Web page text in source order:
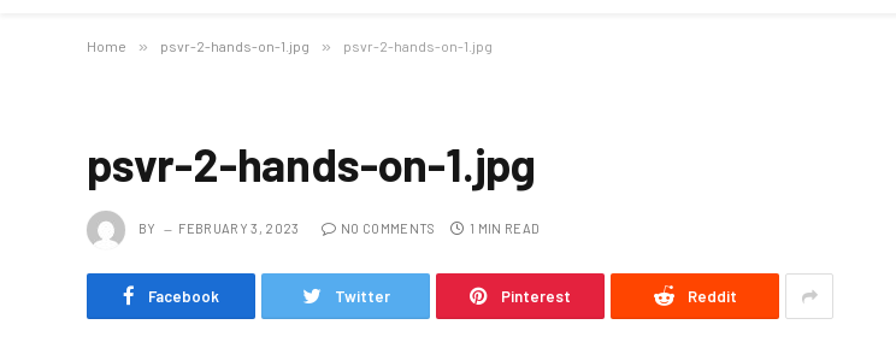
Home » psvr-2-hands-on-1.jpg » psvr-2-hands-on-1.jpg
psvr-2-hands-on-1.jpg
BY FEBRUARY 3, 2023 NO COMMENTS 1 MIN READ
Facebook Twitter Pinterest Reddit